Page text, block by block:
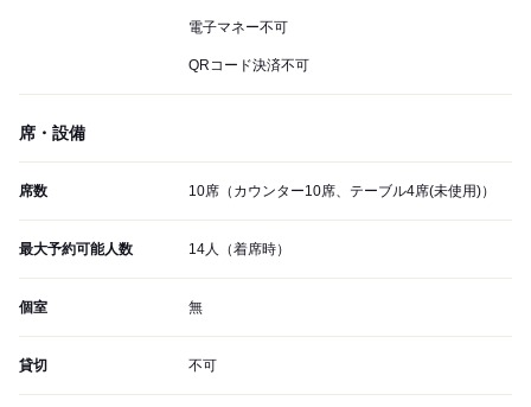
電子マネー不可
QRコード決済不可
席・設備
席数 10席（カウンター10席、テーブル4席(未使用)）
最大予約可能人数 14人（着席時）
個室 無
貸切 不可